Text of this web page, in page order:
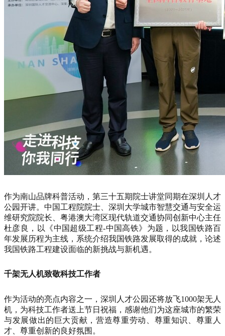
作为南山品牌科普活动，第三十五期院士讲堂同期在深圳人才
公园开讲。中国工程院院士、深圳大学城市智慧交通与安全运
维研究院院长、粤港澳大湾区现代轨道交通协同创新中心主任
杜彦良，以《中国超级工程-中国高铁》为题，以我国铁路百
年发展历程为主线，系统介绍我国铁路发展取得的成就，论述
我国铁路工程建设面临的新挑战与新机遇。
千架无人机致敬科技工作者
作为活动的亮点内容之一，深圳人才公园还将放飞1000架无人
机，为科技工作者送上节日祝福，感谢他们为这座城市的繁荣
与发展做出的巨大贡献，营造尊重劳动、尊重知识、尊重人
才、尊重创新的良好氛围。